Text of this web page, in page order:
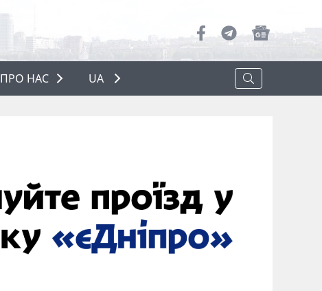
ПРО НАС
ПРО НАС
UA